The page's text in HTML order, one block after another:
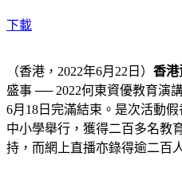
下載
（香港，2022年6月22日） 香港
盛事 ── 2022何東資優教育演
6月18日完滿結束。是次活動
中小學舉行，獲得二百多名教
持，而網上直播亦錄得逾二百